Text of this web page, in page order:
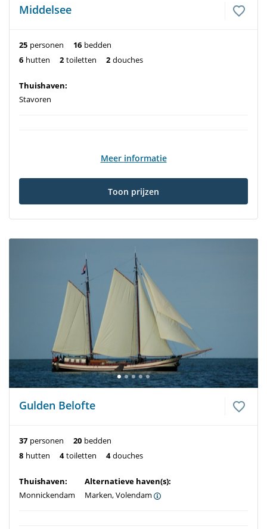
Middelsee
25 personen 16 bedden
6 hutten 2 toiletten 2 douches
Thuishaven:
Stavoren
Meer informatie
Toon prijzen
Gulden Belofte
37 personen 20 bedden
8 hutten 4 toiletten 4 douches
Thuishaven:
Monnickendam
Alternatieve haven(s):
Marken, Volendam